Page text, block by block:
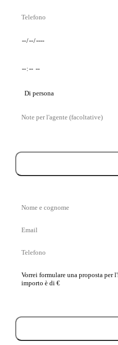
Telefono
Giorno
Orario
Tipo
visita
Messaggio
Nome
cognome
Email
Telefono
La
tua